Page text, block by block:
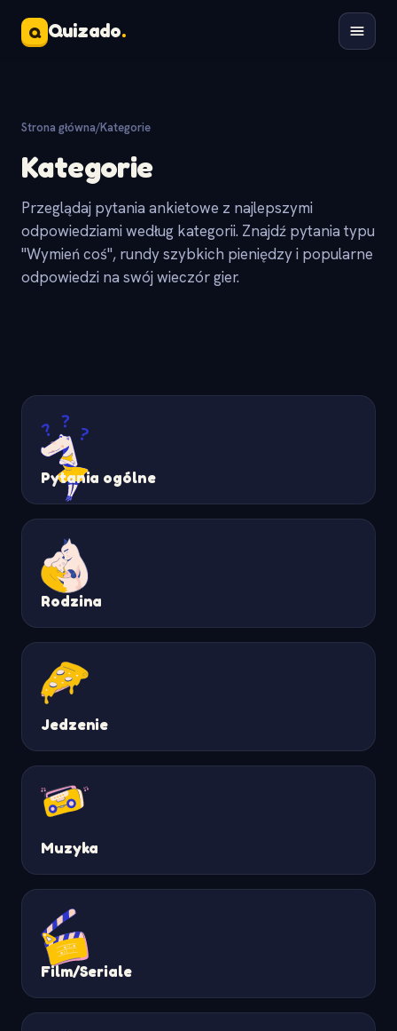
Q Quizado.
Strona główna/Kategorie
Kategorie
Przeglądaj pytania ankietowe z najlepszymi
odpowiedziami według kategorii. Znajdź pytania typu
"Wymień coś", rundy szybkich pieniędzy i popularne
odpowiedzi na swój wieczór gier.
Pytania ogólne
Rodzina
Jedzenie
Muzyka
Film/Seriale